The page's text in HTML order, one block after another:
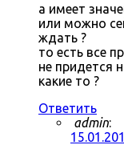
а имеет
или можно
ждать ?
то есть все
не придется
какие то ?
Ответить
admin: